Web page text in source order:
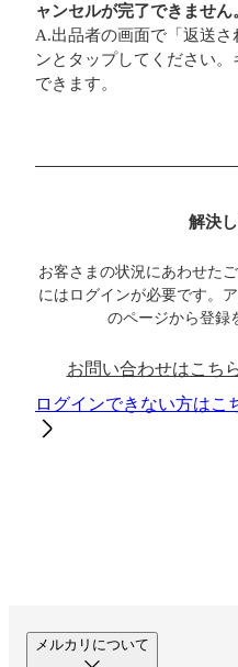
ャンセルが完了できません
A.出品者の画面で「返送
ンとタップしてください
できます。
解決
お客さまの状況にあわせた
にはログインが必要です。
のページから登録
お問い合わせはこち
ログインできない方はこ
メルカリについて